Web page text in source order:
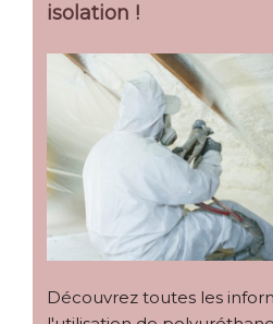
isolation !
Découvrez toutes les